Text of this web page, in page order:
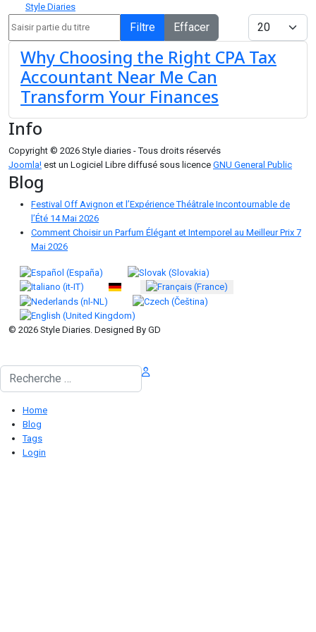
Style Diaries
Filtre Effacer
Afficher #
Why Choosing the Right CPA Tax
Accountant Near Me Can
Transform Your Finances
Info
Copyright © 2026 Style diaries - Tous droits réservés
Joomla! est un Logiciel Libre diffusé sous licence GNU General Public
Blog
Festival Off Avignon et l’Expérience Théâtrale Incontournable de
l’Été 14 Mai 2026
Comment Choisir un Parfum Élégant et Intemporel au Meilleur Prix 7
Mai 2026
Sélectionnez votre langue
© 2026 Style Diaries. Designed By GD
Rechercher
Home
Blog
Tags
Login